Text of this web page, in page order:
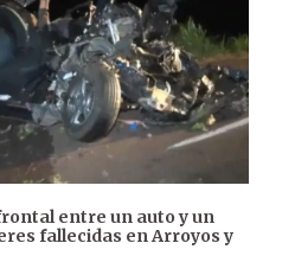
entre un auto y un
fallecidas en Arroyos y